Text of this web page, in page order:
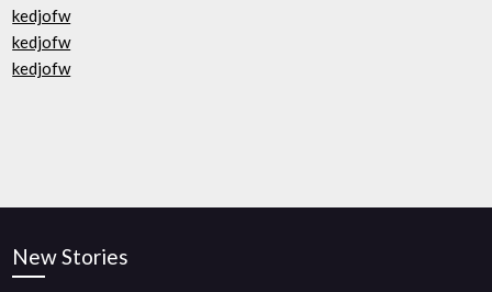
kedjofw
kedjofw
kedjofw
New Stories